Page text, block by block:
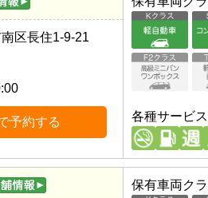
区長住1-9-21
予約する 各種サービス
保有車両ク